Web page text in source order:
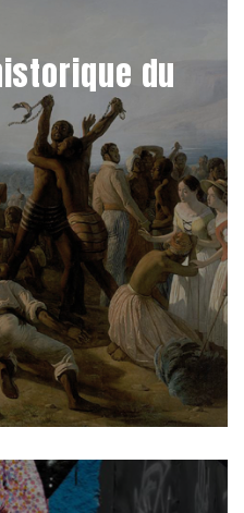
du